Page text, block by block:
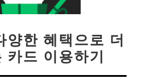
양한 혜택으로 더
카드 이용하기